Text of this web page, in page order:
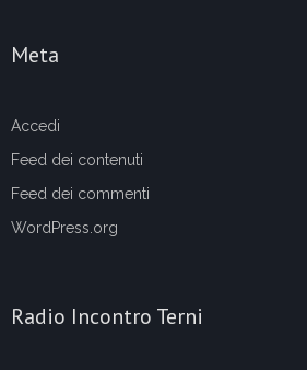
Meta
Accedi
Feed dei contenuti
Feed dei commenti
WordPress.org
Radio Incontro Terni